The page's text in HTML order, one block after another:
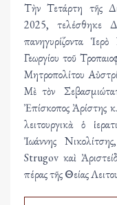
Τὴν Τετάρτη τῆς
2025, τελέσθηκε
πανηγυρίζοντα
Γεωργίου τοῦ
Μητροπολίτου
Μὲ τὸν
Ἐπίσκοπος Ἀρίστης κ.
λειτουργικὰ ὁ
Ἰωάννης
Strugov καὶ
πέρας τῆς Θείας